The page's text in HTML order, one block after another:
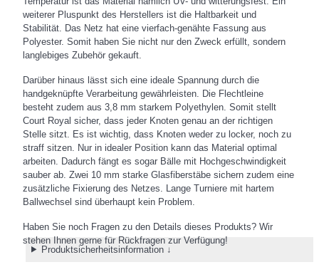
weiterer Pluspunkt des Herstellers ist die Haltbarkeit und
Stabilität. Das Netz hat eine vierfach-genähte Fassung aus
Polyester. Somit haben Sie nicht nur den Zweck erfüllt, sondern
langlebiges Zubehör gekauft.
Darüber hinaus lässt sich eine ideale Spannung durch die
handgeknüpfte Verarbeitung gewährleisten. Die Flechtleine
besteht zudem aus 3,8 mm starkem Polyethylen. Somit stellt
Court Royal sicher, dass jeder Knoten genau an der richtigen
Stelle sitzt. Es ist wichtig, dass Knoten weder zu locker, noch zu
straff sitzen. Nur in idealer Position kann das Material optimal
arbeiten. Dadurch fängt es sogar Bälle mit Hochgeschwindigkeit
sauber ab. Zwei 10 mm starke Glasfiberstäbe sichern zudem eine
zusätzliche Fixierung des Netzes. Lange Turniere mit hartem
Ballwechsel sind überhaupt kein Problem.
Haben Sie noch Fragen zu den Details dieses Produkts? Wir
stehen Ihnen gerne für Rückfragen zur Verfügung!
Produktsicherheitsinformation ↓